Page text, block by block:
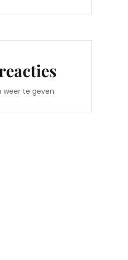
weer te geven.